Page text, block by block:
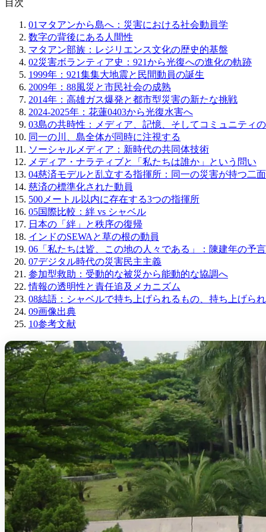
目次
01 マタアンから島へ：災害における社会動員学
数字の背後にある人間性
マタアン部族：レジリエンス文化の歴史的基盤
02災害ボランティア史：921から光復への進化の軌跡
1999年：921集集大地震と民間動員の誕生
2009年：88風災と市民社会の成熟
2014年：高雄ガス爆発と都市型災害の新たな挑戦
2024-2025年：花蓮0403から光復水害へ
03島の共時性：メディア、記憶、そしてコミュニティ
同一の川、島全体が同時に注視する
ソーシャルメディア：新時代の共同体技術
メディア・ナラティブと「私たちは誰か」という問い
04慈済モデルと乱立する指揮所：同一の災害が持つ二
慈済の標準化された動員
500メートル以内に存在する3つの指揮所
05国際比較：絆 vs シャベル
日本の「絆」と秩序の復帰
インドのSEWAと草の根の動員
06 「私たちは皆、この地の人々である」：陳建年の予言
07デジタル時代の災害民主主義
参加型救助：受動的な被災から能動的な協調へ
情報の透明性と責任追及メカニズム
08結語：シャベルで持ち上げられるもの、持ち上げら
09画像出典
10参考文献